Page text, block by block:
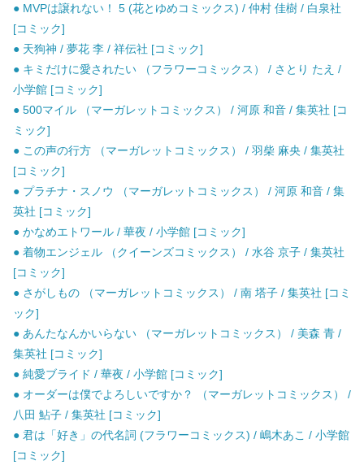
● MVPは譲れない！ 5 (花とゆめコミックス) / 仲村 佳樹 / 白泉社
[コミック]
● 天狗神 / 夢花 李 / 祥伝社 [コミック]
● キミだけに愛されたい （フラワーコミックス） / さとり たえ /
小学館 [コミック]
● 500マイル （マーガレットコミックス） / 河原 和音 / 集英社 [コ
ミック]
● この声の行方 （マーガレットコミックス） / 羽柴 麻央 / 集英社
[コミック]
● プラチナ・スノウ （マーガレットコミックス） / 河原 和音 / 集
英社 [コミック]
● かなめエトワール / 華夜 / 小学館 [コミック]
● 着物エンジェル （クイーンズコミックス） / 水谷 京子 / 集英社
[コミック]
● さがしもの （マーガレットコミックス） / 南 塔子 / 集英社 [コミ
ック]
● あんたなんかいらない （マーガレットコミックス） / 美森 青 /
集英社 [コミック]
● 純愛ブライド / 華夜 / 小学館 [コミック]
● オーダーは僕でよろしいですか？ （マーガレットコミックス） /
八田 鮎子 / 集英社 [コミック]
● 君は「好き」の代名詞 (フラワーコミックス) / 嶋木あこ / 小学館
[コミック]